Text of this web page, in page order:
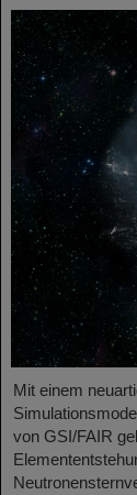
Mit einem
von GSI/FAIR